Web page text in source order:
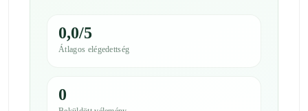
0,0/5
Átlagos elégedettség
0